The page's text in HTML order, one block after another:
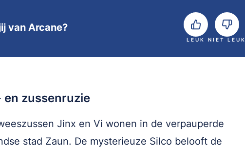
van Arcane?
LEUK NIET LEUK
en zussenruzie
Jinx en Vi wonen in de verpauperde
stad Zaun. De mysterieuze Silco belooft de